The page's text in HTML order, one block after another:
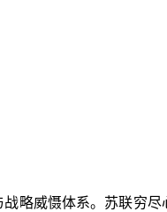
略威慑体系。苏联穷